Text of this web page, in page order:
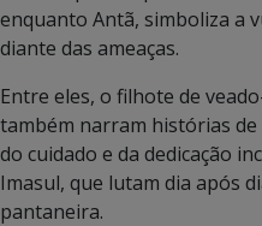
enquanto Antã, simboliza a
diante das ameaças.
Entre eles, o filhote de
também narram histórias
do cuidado e da dedicação
Imasul, que lutam dia após
pantaneira.